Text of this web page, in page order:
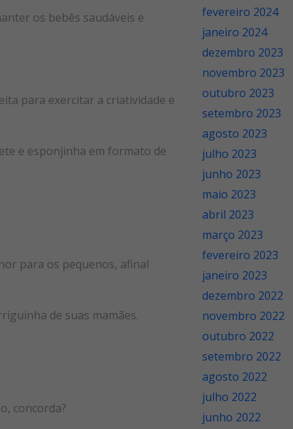
os bebês saudáveis e
para exercitar a criatividade e
e esponjinha em formato de
para os pequenos, afinal
de suas mamães.
concorda?
fevereiro 2024
janeiro 2024
dezembro 2023
novembro 2023
outubro 2023
setembro 2023
agosto 2023
julho 2023
junho 2023
maio 2023
abril 2023
março 2023
fevereiro 2023
janeiro 2023
dezembro 2022
novembro 2022
outubro 2022
setembro 2022
agosto 2022
julho 2022
junho 2022